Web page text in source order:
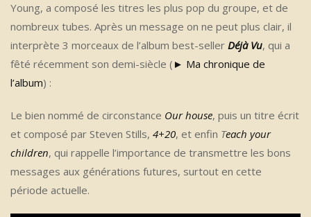
Young, a composé les titres les plus pop du groupe, et de
nombreux tubes. Après un message on ne peut plus clair, il
interprète 3 morceaux de l’album best-seller Déjà Vu, qui a
fêté récemment son demi-siècle ( ► Ma chronique de
l’album) :
Le bien nommé de circonstance Our house, puis un titre écrit
et composé par Steven Stills, 4+20, et enfin Teach your
children, qui rappelle l’importance de transmettre les bons
messages aux générations futures, surtout en cette
période actuelle.